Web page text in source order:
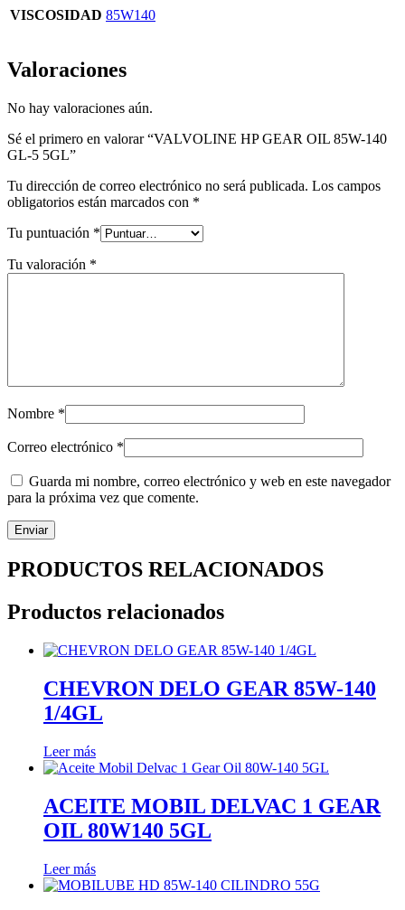
VISCOSIDAD 85W140
Valoraciones
No hay valoraciones aún.
Sé el primero en valorar “VALVOLINE HP GEAR OIL 85W-140
GL-5 5GL”
Tu dirección de correo electrónico no será publicada. Los campos
obligatorios están marcados con *
Tu puntuación *
Tu valoración *
Nombre *
Correo electrónico *
Guarda mi nombre, correo electrónico y web en este navegador
para la próxima vez que comente.
PRODUCTOS RELACIONADOS
Productos relacionados
CHEVRON DELO GEAR 85W-140
1/4GL
Leer más
ACEITE MOBIL DELVAC 1 GEAR
OIL 80W140 5GL
Leer más